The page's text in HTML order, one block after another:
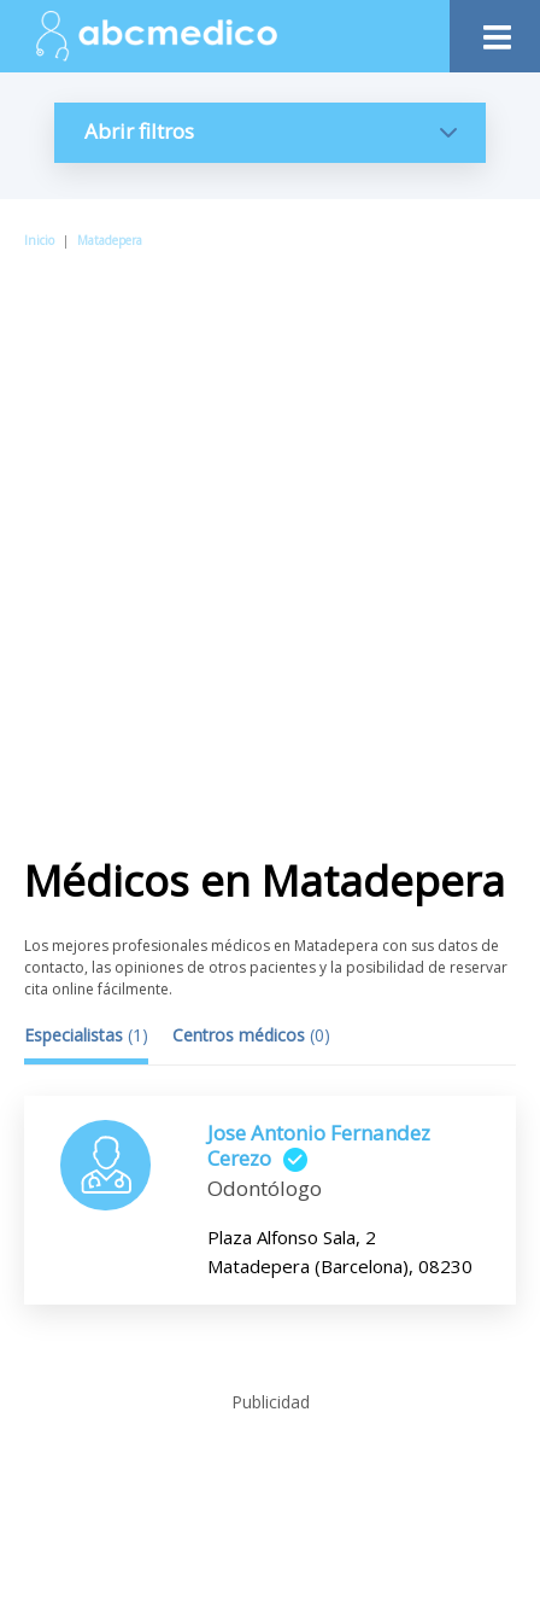
Abrir filtros
Inicio | Matadepera
Médicos en Matadepera
Los mejores profesionales médicos en Matadepera con sus datos de
contacto, las opiniones de otros pacientes y la posibilidad de reservar
cita online fácilmente.
Especialistas (1 ) Centros médicos (0)
Jose Antonio Fernandez
Cerezo
Odontólogo
Plaza Alfonso Sala, 2
Matadepera (Barcelona), 08230
Publicidad